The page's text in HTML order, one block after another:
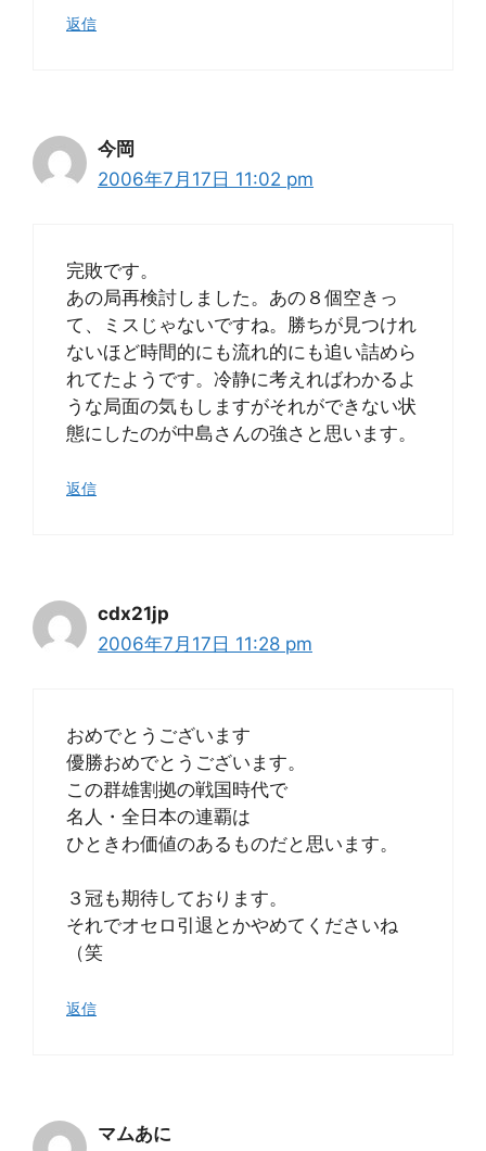
返信
今岡
2006年7月17日 11:02 pm
完敗です。
あの局再検討しました。あの８個空きっ
て、ミスじゃないですね。勝ちが見つけれ
ないほど時間的にも流れ的にも追い詰めら
れてたようです。冷静に考えればわかるよ
うな局面の気もしますがそれができない状
態にしたのが中島さんの強さと思います。
返信
cdx21jp
2006年7月17日 11:28 pm
おめでとうございます
優勝おめでとうございます。
この群雄割拠の戦国時代で
名人・全日本の連覇は
ひときわ価値のあるものだと思います。
３冠も期待しております。
それでオセロ引退とかやめてくださいね
（笑
返信
マムあに